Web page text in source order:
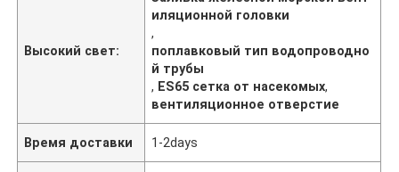
Высокий свет:
иляционной головки
,
поплавковый тип водопроводно
й трубы
, ES65 сетка от насекомых,
вентиляционное отверстие
Время доставки 1-2days